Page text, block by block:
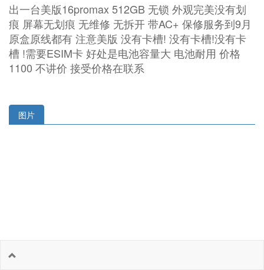
出一台美版16promax 512GB 无锁 外观完美没有划
痕 屏幕无划痕 无维修 无拆开 带AC+ 保修服务到9月
原盒原线都有 注意美版 没有卡槽! 没有卡槽!没有卡
槽 !需要ESIM卡 好处是电池容量大 电池耐用 价格
1100 不讲价 接受价格在联系
图片